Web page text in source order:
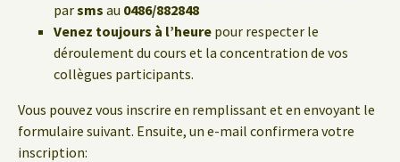
parsms au 0486/882848
Venez toujours à l’heure pour respecter le
déroulement du cours et la concentration de vos
collègues participants.
Vous pouvez vous inscrire en remplissant et en envoyant le
formulaire suivant. Ensuite, un e-mail confirmera votre
inscription: